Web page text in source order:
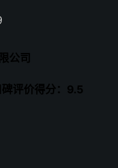
公司
碑评价得分：9.5